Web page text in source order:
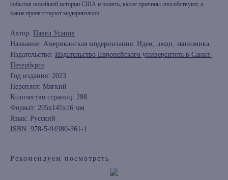
события новейшей истории США и понять, какие причины способствуют, а
какие препятствуют модернизации.
Автор: Павел Усанов
Название: Американская модернизация. Идеи, люди, экономика
Издательство: Издательство Европейского университета в Санкт-
Петербурге
Год издания: 2023
Переплет: Мягкий
Количество страниц: 288
Формат: 205x145x16 мм
Язык: Русский
ISBN: 978-5-94380-361-1
Рекомендуем посмотреть